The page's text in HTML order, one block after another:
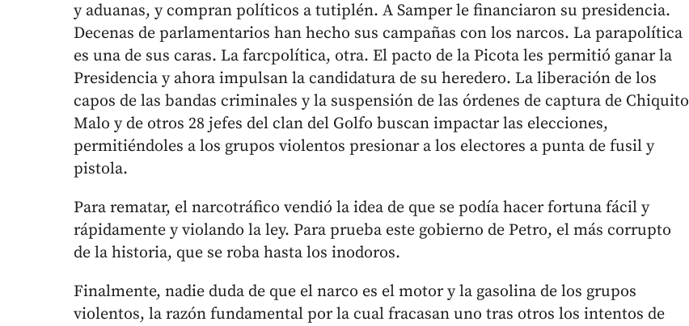
y aduanas, y compran políticos a tutiplén. A Samper le financiaron su presidencia.
Decenas de parlamentarios han hecho sus campañas con los narcos. La parapolítica
es una de sus caras. La farcpolítica, otra. El pacto de la Picota les permitió ganar la
Presidencia y ahora impulsan la candidatura de su heredero. La liberación de los
capos de las bandas criminales y la suspensión de las órdenes de captura de Chiquito
Malo y de otros 28 jefes del clan del Golfo buscan impactar las elecciones,
permitiéndoles a los grupos violentos presionar a los electores a punta de fusil y
pistola.
Para rematar, el narcotráfico vendió la idea de que se podía hacer fortuna fácil y
rápidamente y violando la ley. Para prueba este gobierno de Petro, el más corrupto
de la historia, que se roba hasta los inodoros.
Finalmente, nadie duda de que el narco es el motor y la gasolina de los grupos
violentos, la razón fundamental por la cual fracasan uno tras otros los intentos de